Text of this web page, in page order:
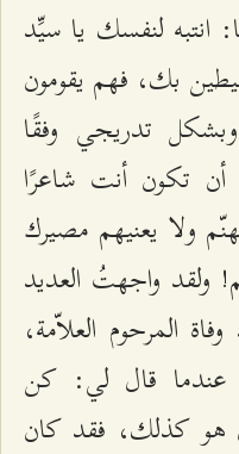
انتبه لنفسك يا سيِّد
بك، فهم يقومون
تدريجي وفقًا
أن تكون أنت شاعرًا
ولا يعنيهم مصيرك
ولقد واجهتُ العديد
المرحوم العلاّمة،
عندما قال لي: كن
هو كذلك، فقد كان